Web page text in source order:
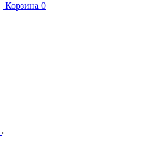
Корзина 0